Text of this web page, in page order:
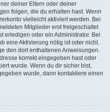
deiner Eltern oder deiner
folgen, die du erhalten hast. Wenn
vielleicht aktiviert werden. Bei
Mitglieder erst freigeschaltet
erledigen oder ein Administrator. Bei
eine Aktivierung nötig ist oder nicht.
den dort enthaltenen Anweisungen.
korrekt eingegeben hast oder
wurde. Wenn du dir sicher bist,
wurde, dann kontaktiere einen